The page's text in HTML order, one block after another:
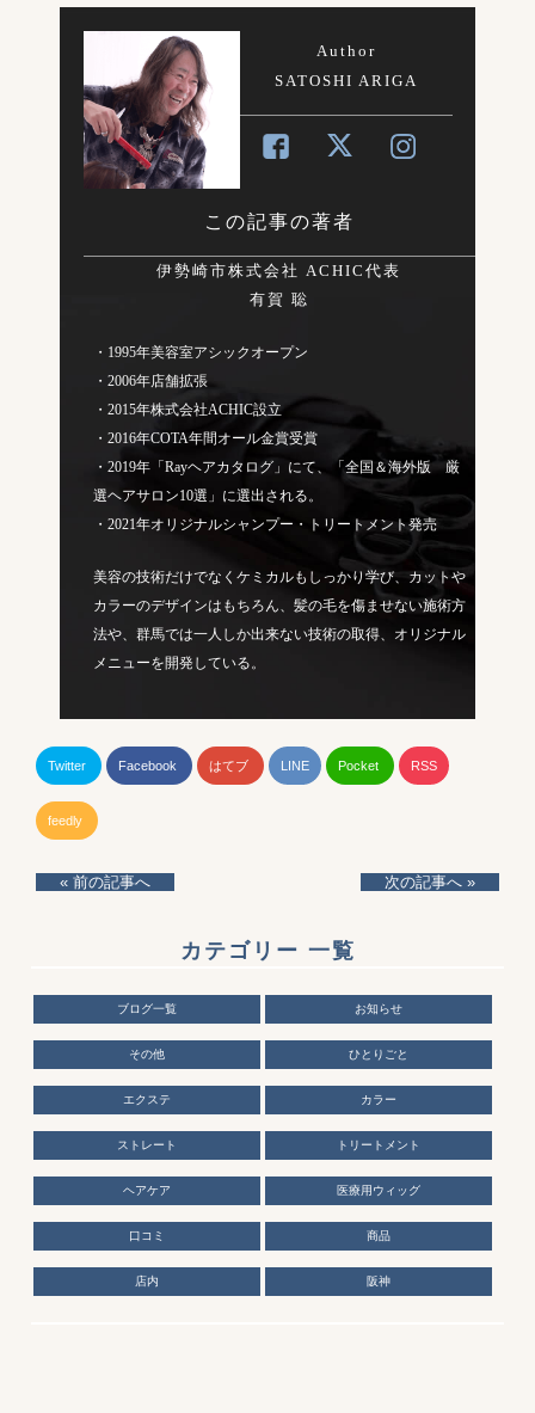
Author
SATOSHI ARIGA
この記事の著者
伊勢崎市株式会社 ACHIC代表
有賀 聡
・1995年美容室アシックオープン
・2006年店舗拡張
・2015年株式会社ACHIC設立
・2016年COTA年間オール金賞受賞
・2019年「Rayヘアカタログ」にて、「全国＆海外版 厳
選ヘアサロン10選」に選出される。
・2021年オリジナルシャンプー・トリートメント発売
美容の技術だけでなくケミカルもしっかり学び、カットや
カラーのデザインはもちろん、髪の毛を傷ませない施術方
法や、群馬では一人しか出来ない技術の取得、オリジナル
メニューを開発している。
Twitter Facebook はてブ LINE Pocket RSS
feedly
« 前の記事へ 次の記事へ »
カテゴリー 一覧
ブログ一覧 お知らせ
その他 ひとりごと
エクステ カラー
ストレート トリートメント
ヘアケア 医療用ウィッグ
口コミ 商品
店内 阪神